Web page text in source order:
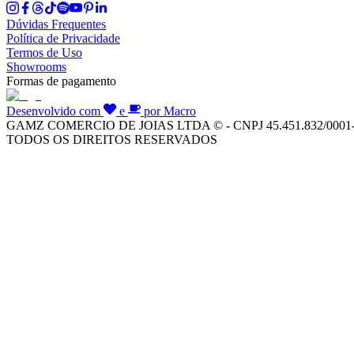
Dúvidas Frequentes
Política de Privacidade
Termos de Uso
Showrooms
Formas de pagamento
Desenvolvido com e
por Macro
GAMZ COMERCIO DE JOIAS LTDA © - CNPJ 45.451.832/
TODOS OS DIREITOS RESERVADOS